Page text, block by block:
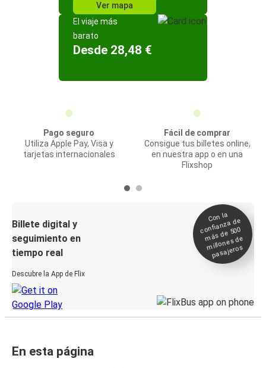
Ver mapa
El viaje más
barato
Desde 28,48 €
Pago seguro
Utiliza Apple Pay, Visa y
tarjetas internacionales
Fácil de comprar
Consigue tus billetes online,
en nuestra app o en una
Flixshop
Billete digital y
seguimiento en
tiempo real
Descubre la App de Flix
Con la
confianza de
más de 500
millones de
pasajeros
En esta página